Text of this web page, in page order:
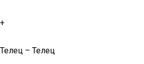
+
Телец – Телец